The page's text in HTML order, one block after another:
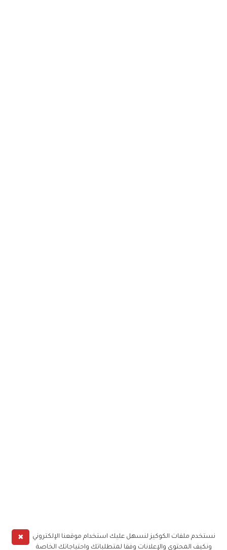
✖
نستخدم ملفات الكوكيز لنسهل عليك استخدام موقعنا الإلكتروني
ونكيف المحتوى والإعلانات وفقا لمتطلباتك واحتياجاتك الخاصة